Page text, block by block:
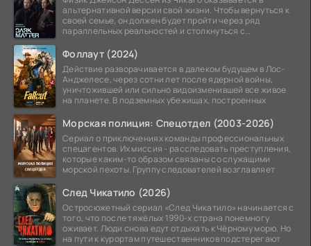
альтернативной версии свой жизни. Чтобы вернуться к
своей семье, он должен будет пройти через ряд
параллельных реальностей и столкнуться с
Фоллаут (2024)
Действие разворачивается в далеком будущем в Лос-
Анджелесе, через сотни лет после ядерной войны,
уничтожившей или сильно видоизменившей все живое
на планете. В подземных убежищах, построенных
Морская полиция: Спецотдел (2003-2026)
Сериал о приключениях команды профессиональных
спецагентов. Их миссия - расследовать преступления,
которые каким-то образом связаны со служащими
морской пехоты. Группу следователей возглавляет
След Чикатило (2026)
Остросюжетный сериал «След Чикатило» начинается с
того, что после тяжёлых 1990-х страна понемногу
оживает. Люди снова едут отдыхать к Чёрному морю. Но
на пути к курортам путешественников подстерегают